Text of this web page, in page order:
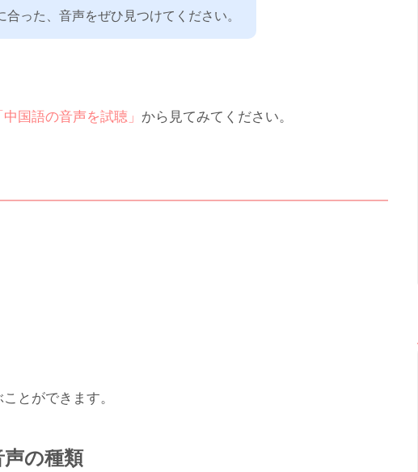
合った、音声をぜひ見つけてください。
中国語の音声を試聴」 から見てみてください。
とができます。
の種類